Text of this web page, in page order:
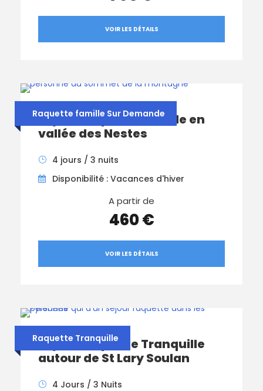
VOIR LES DÉTAILS
Raquette famille Sur Demande
Séjour Raquette Famille en
vallée des Nestes
4 jours / 3 nuits
Disponibilité : Vacances d'hiver
A partir de
460 €
VOIR LES DÉTAILS
Raquette Tranquille
Séjour Raquette Tranquille
autour de St Lary Soulan
4 Jours / 3 Nuits